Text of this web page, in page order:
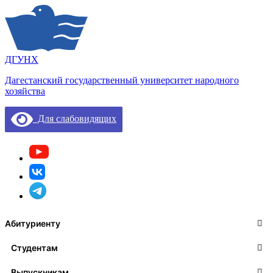
ДГУНХ
Дагестанский государственный университет народного
хозяйства
Для слабовидящих
Абитуриенту
Студентам